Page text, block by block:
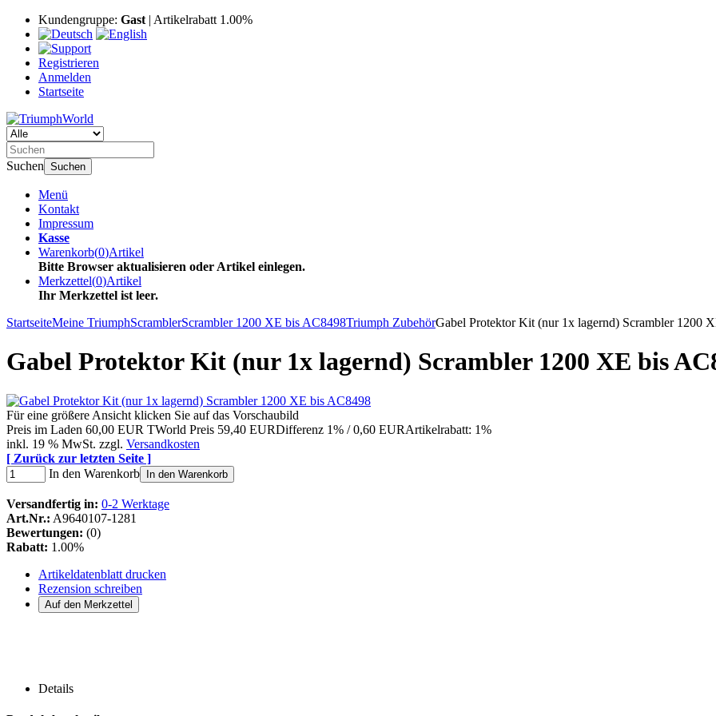
Kundengruppe: Gast | Artikelrabatt 1.00%
Registrieren
Anmelden
Startseite
Suchen Suchen
Menü
Kontakt
Impressum
Kasse
Warenkorb(0)Artikel
Bitte Browser aktualisieren oder Artikel einlegen.
Merkzettel(0)Artikel
Ihr Merkzettel ist leer.
StartseiteMeine TriumphScramblerScrambler 1200 XE bis AC8498Triumph ZubehörGabel Protektor Kit (nur 1x lagernd) Scrambler 1200
Gabel Protektor Kit (nur 1x lagernd) Scrambler 1200 XE bis
Für eine größere Ansicht klicken Sie auf das Vorschaubild
Preis im Laden 60,00 EUR TWorld Preis 59,40 EURDifferenz 1% / 0,60 EURArtikelrabatt: 1%
inkl. 19 % MwSt. zzgl. Versandkosten
[ Zurück zur letzten Seite ]
In den Warenkorb
In den Warenkorb
Versandfertig in: 0-2 Werktage
Art.Nr.: A9640107-1281
Bewertungen: (0)
Rabatt: 1.00%
Artikeldatenblatt drucken
Rezension schreiben
Details